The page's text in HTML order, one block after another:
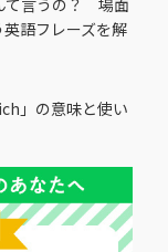
て言うの？ 場面
語フレーズを解
」の意味と使い